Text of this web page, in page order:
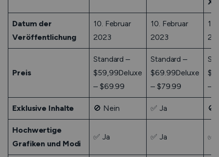
Datum der
Veröffentlichung
10. Februar
2023
10. Februar
2023
Preis
Standard –
$59,99Deluxe
– $69.99
Standard –
$69.99Deluxe
– $79.99
–
Exklusive Inhalte 🚫 Nein ✅ Ja 🚫
Hochwertige
Grafiken und Modi
✅ Ja ✅ Ja ✅